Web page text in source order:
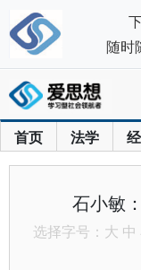
首页 法学
石小敏
选择字号： 大 中
随时